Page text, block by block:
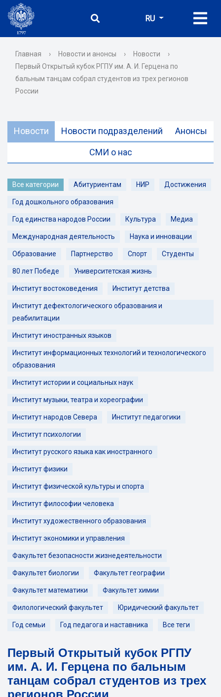
RU
Главная › Новости и анонсы › Новости
›
Первый Открытый кубок РГПУ им. А. И. Герцена по
бальным танцам собрал студентов из трех регионов
России
Новости Новости подразделений Анонсы
СМИ о нас
Все категории Абитуриентам НИР Достижения
Год дошкольного образования
Год единства народов России Культура Медиа
Международная деятельность Наука и инновации
Образование Партнерство Спорт Студенты
80 лет Победе Университетская жизнь
Институт востоковедения Институт детства
Институт дефектологического образования и
реабилитации
Институт иностранных языков
Институт информационных технологий и технологического
образования
Институт истории и социальных наук
Институт музыки, театра и хореографии
Институт народов Севера Институт педагогики
Институт психологии
Институт русского языка как иностранного
Институт физики
Институт физической культуры и спорта
Институт философии человека
Институт художественного образования
Институт экономики и управления
Факультет безопасности жизнедеятельности
Факультет биологии Факультет географии
Факультет математики Факультет химии
Филологический факультет Юридический факультет
Год семьи Год педагога и наставника Все теги
Первый Открытый кубок РГПУ
им. А. И. Герцена по бальным
танцам собрал студентов из трех
регионов России